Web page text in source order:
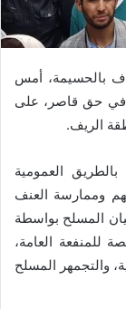
بالحسيمة، أمس
في حق قاصر، على
الريف.
بالطريق العمومية
وممارسة العنف
المسلح بواسطة
للمنفعة العامة،
والتجمهر المسلح